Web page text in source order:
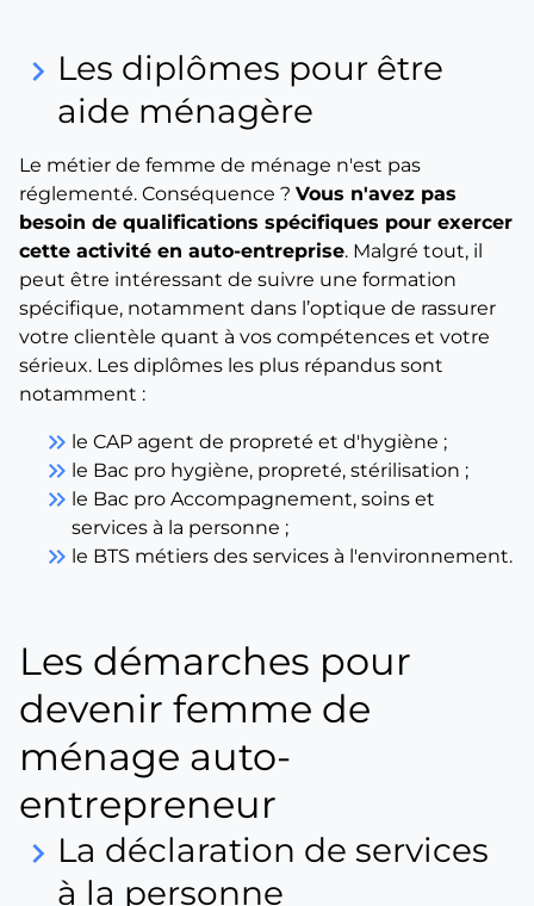
keyboard_arrow_right Les diplômes pour être
aide ménagère
Le métier de femme de ménage n'est pas
réglementé. Conséquence ? Vous n'avez pas
besoin de qualifications spécifiques pour exercer
cette activité en auto-entreprise. Malgré tout, il
peut être intéressant de suivre une formation
spécifique, notamment dans l’optique de rassurer
votre clientèle quant à vos compétences et votre
sérieux. Les diplômes les plus répandus sont
notamment :
keyboard_double_arrow_right le CAP agent de propreté et d'hygiène ;
keyboard_double_arrow_right le Bac pro hygiène, propreté, stérilisation ;
keyboard_double_arrow_right le Bac pro Accompagnement, soins et
services à la personne ;
keyboard_double_arrow_right le BTS métiers des services à l'environnement.
Les démarches pour
devenir femme de
ménage auto-
entrepreneur
keyboard_arrow_right La déclaration de services
à la personne